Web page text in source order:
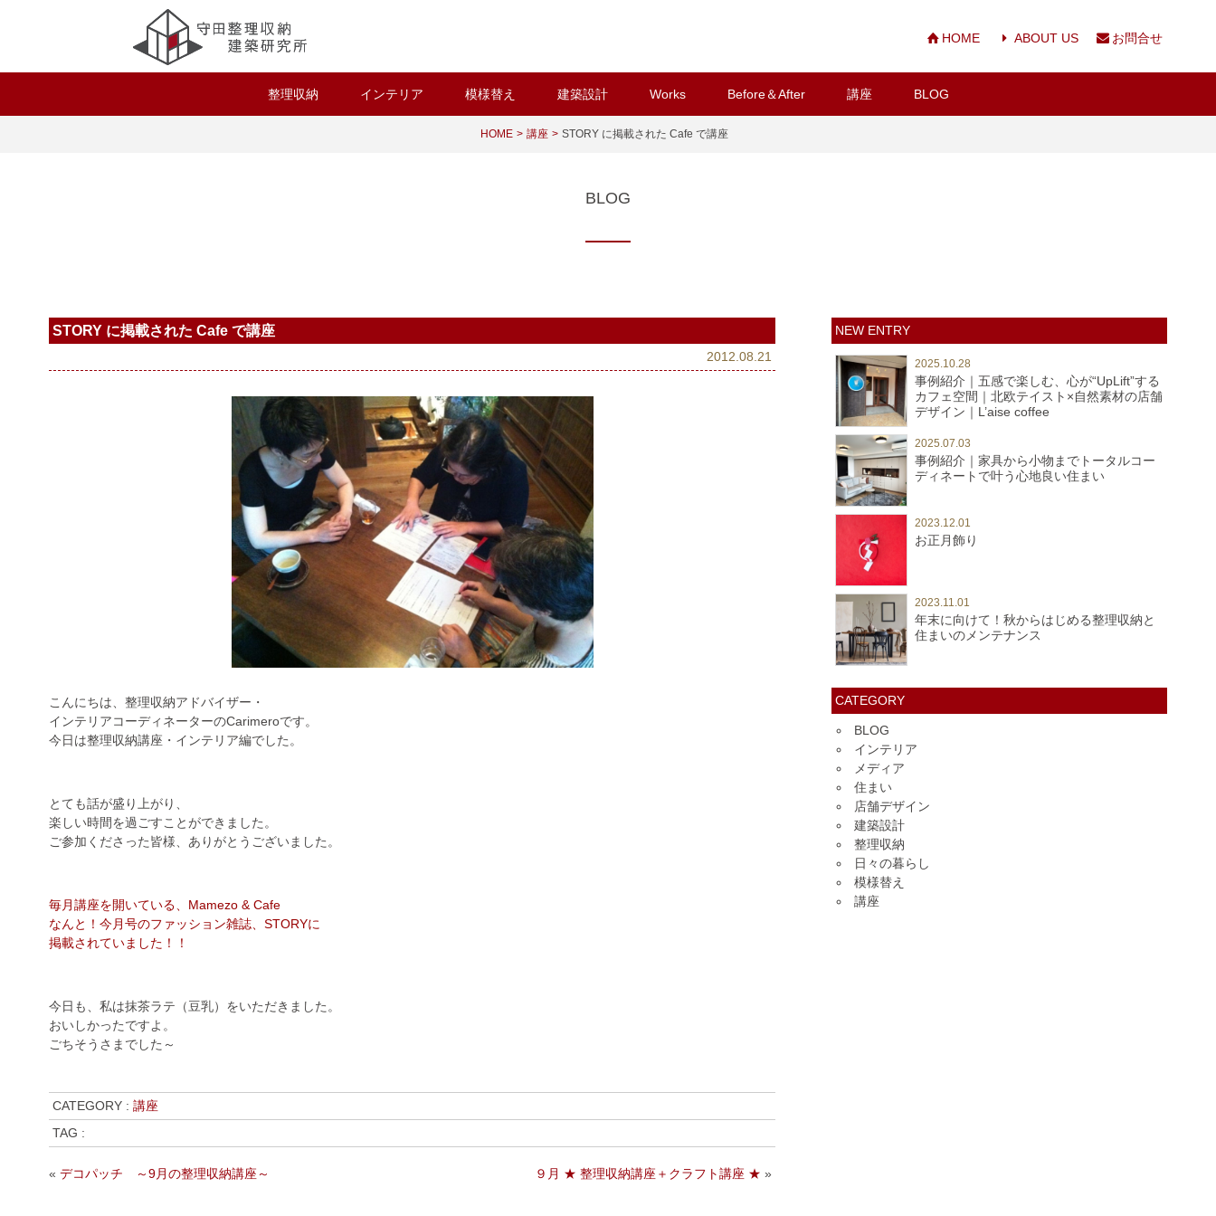
HOME ABOUT US お問合せ
整理収納 インテリア 模様替え 建築設計 Works Before＆After 講座 BLOG
HOME 講座 STORY に掲載された Cafe で講座
BLOG
STORY に掲載された Cafe で講座
2012.08.21
こんにちは、整理収納アドバイザー・
インテリアコーディネーターのCarimeroです。
今日は整理収納講座・インテリア編でした。
とても話が盛り上がり、
楽しい時間を過ごすことができました。
ご参加くださった皆様、ありがとうございました。
毎月講座を開いている、Mamezo & Cafe
なんと！今月号のファッション雑誌、STORYに
掲載されていました！！
今日も、私は抹茶ラテ（豆乳）をいただきました。
おいしかったですよ。
ごちそうさまでした～
CATEGORY : 講座
TAG :
« デコパッチ ～9月の整理収納講座～ ９月 ★ 整理収納講座＋クラフト講座 ★ »
NEW ENTRY
2025.10.28
事例紹介｜五感で楽しむ、心が“UpLift”する
カフェ空間｜北欧テイスト×自然素材の店舗
デザイン｜L’aise coffee
2025.07.03
事例紹介｜家具から小物までトータルコー
ディネートで叶う心地良い住まい
2023.12.01
お正月飾り
2023.11.01
年末に向けて！秋からはじめる整理収納と
住まいのメンテナンス
CATEGORY
BLOG
インテリア
メディア
住まい
店舗デザイン
建築設計
整理収納
日々の暮らし
模様替え
講座